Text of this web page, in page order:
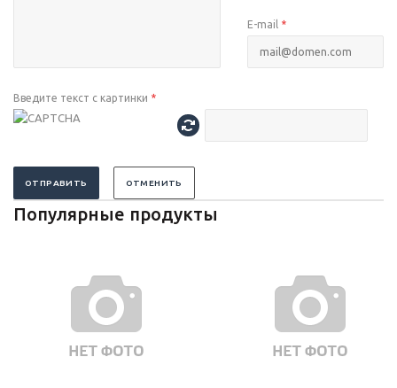
E-mail *
Введите текст с картинки *
ОТПРАВИТЬ ОТМЕНИТЬ
Популярные продукты